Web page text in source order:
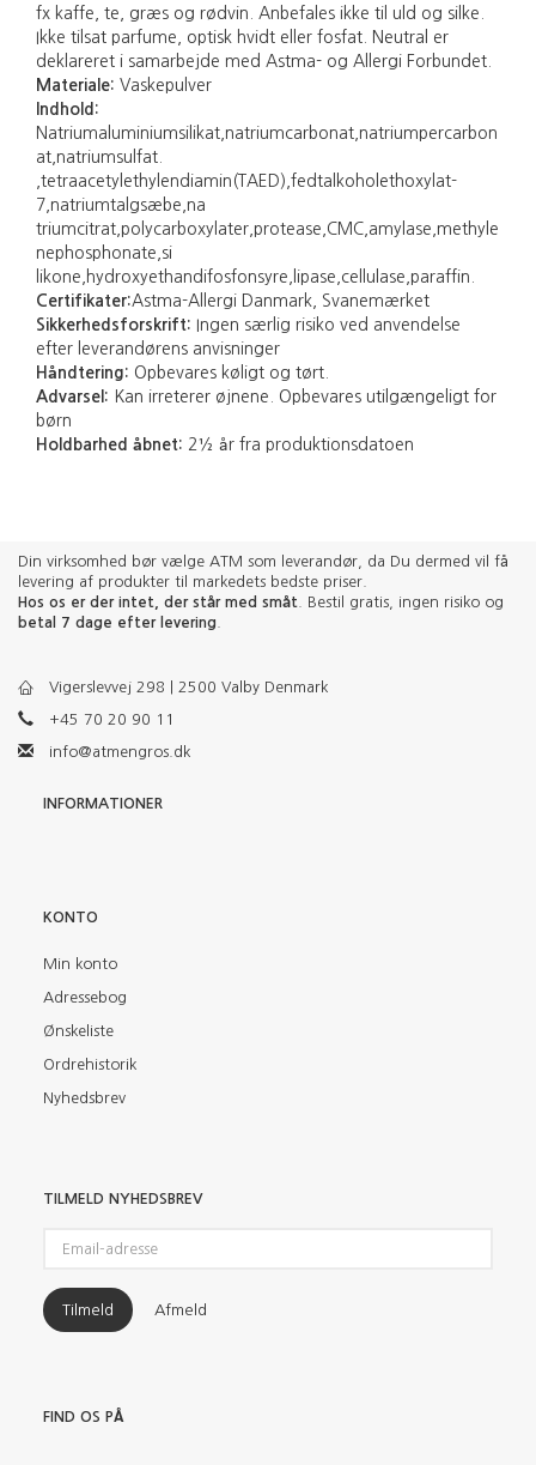
fx kaffe, te, græs og rødvin. Anbefales ikke til uld og silke.
Ikke tilsat parfume, optisk hvidt eller fosfat. Neutral er
deklareret i samarbejde med Astma- og Allergi Forbundet.
Materiale: Vaskepulver
Indhold:
Natriumaluminiumsilikat,natriumcarbonat,natriumpercarbon
at,natriumsulfat.
,tetraacetylethylendiamin(TAED),fedtalkoholethoxylat-
7,natriumtalgsæbe,na
triumcitrat,polycarboxylater,protease,CMC,amylase,methyle
nephosphonate,si
likone,hydroxyethandifosfonsyre,lipase,cellulase,paraffin.
Certifikater:Astma-Allergi Danmark, Svanemærket
Sikkerhedsforskrift: Ingen særlig risiko ved anvendelse
efter leverandørens anvisninger
Håndtering: Opbevares køligt og tørt.
Advarsel: Kan irreterer øjnene. Opbevares utilgængeligt for
børn
Holdbarhed åbnet: 2½ år fra produktionsdatoen
Din virksomhed bør vælge ATM som leverandør, da Du dermed vil få
levering af produkter til markedets bedste priser.
Hos os er der intet, der står med småt . Bestil gratis, ingen risiko og
betal 7 dage efter levering
Vigerslevvej 298 | 2500 Valby Denmark
+45 70 20 90 11
info@atmengros.dk
INFORMATIONER
KONTO
Min konto
Adressebog
Ønskeliste
Ordrehistorik
Nyhedsbrev
TILMELD NYHEDSBREV
adresse
Tilmeld Afmeld
FIND OS PÅ